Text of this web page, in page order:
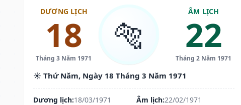
DƯƠNG LỊCH
18
Tháng 3 Năm 1971
🐅
ÂM LỊCH
22
Tháng 2 Năm 1971
☀️ Thứ Năm, Ngày 18 Tháng 3 Năm 1971
Dương lịch:18/03/1971 Âm lịch:22/02/1971